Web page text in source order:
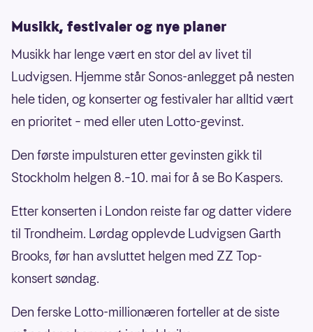
Musikk, festivaler og nye planer
Musikk har lenge vært en stor del av livet til
Ludvigsen. Hjemme står Sonos-anlegget på nesten
hele tiden, og konserter og festivaler har alltid vært
en prioritet – med eller uten Lotto-gevinst.
Den første impulsturen etter gevinsten gikk til
Stockholm helgen 8.–10. mai for å se Bo Kaspers.
Etter konserten i London reiste far og datter videre
til Trondheim. Lørdag opplevde Ludvigsen Garth
Brooks, før han avsluttet helgen med ZZ Top-
konsert søndag.
Den ferske Lotto-millionæren forteller at de siste